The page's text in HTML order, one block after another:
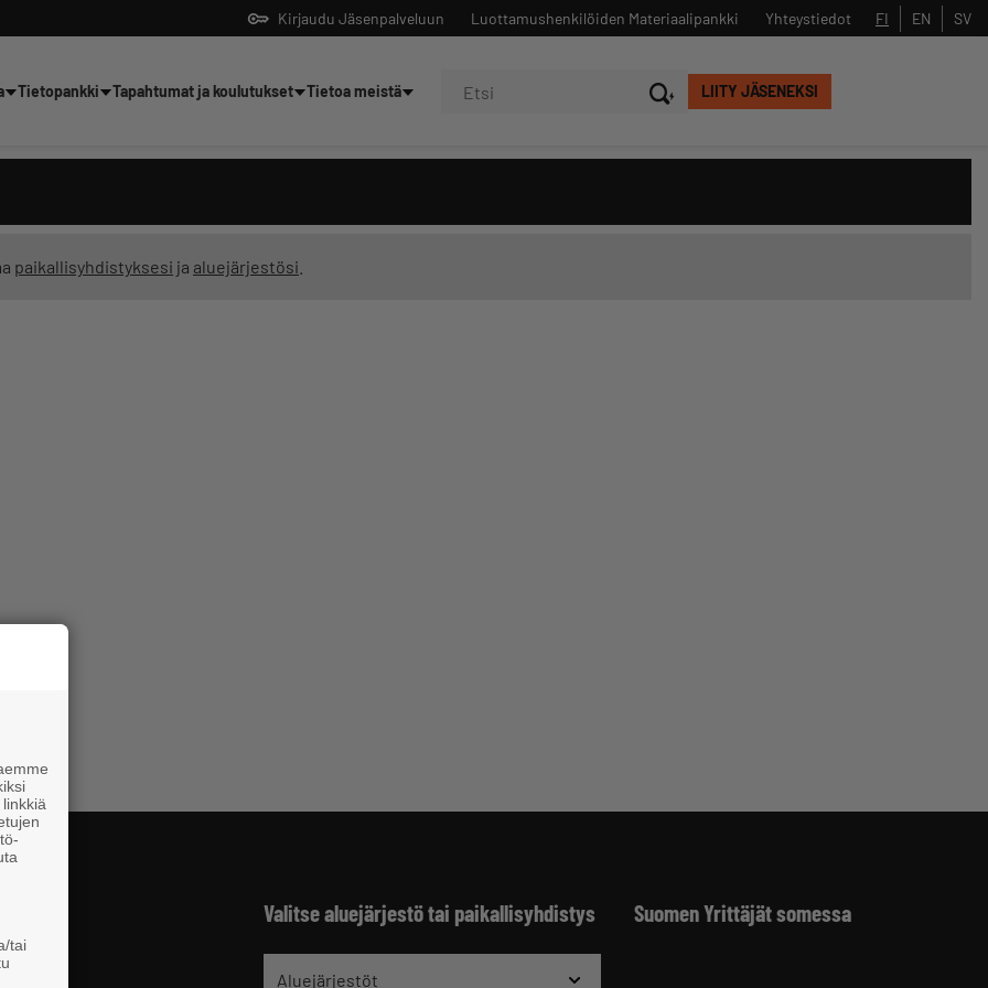
Kirjaudu Jäsenpalveluun Yhteystiedot
Luottamushenkilöiden Materiaalipankki FI EN SV
LIITY JÄSENEKSI
Tietopankki Tapahtumat ja koulutukset Tietoa meistä
paikallisyhdistyksesi ja aluejärjestösi
Valitse aluejärjestö tai paikallisyhdistys
Aluejärjestöt
Suomen Yrittäjät somessa
Sulje
tekoälyltä
tai